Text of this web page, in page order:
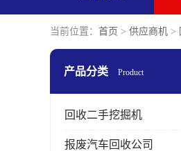
当前位置： 首页 > 供应商机 >
产品分类 Product
回收二手挖掘机
报废汽车回收公司